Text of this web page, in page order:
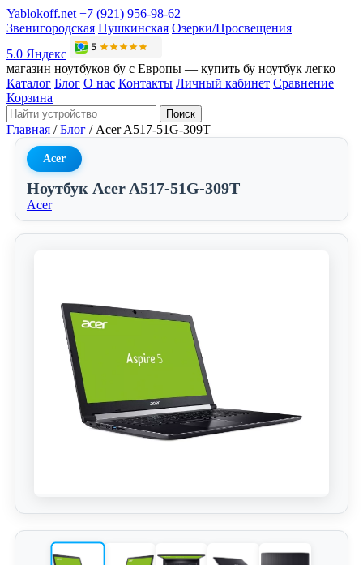
Yablokoff.net +7 (921) 956-98-62
Звенигородская Пушкинская Озерки/Просвещения
5.0 Яндекс
магазин ноутбуков бу с Европы — купить бу ноутбук легко
Каталог Блог О нас Контакты Личный кабинет Сравнение
Корзина
Поиск
Главная / Блог / Acer A517-51G-309T
Acer
Ноутбук Acer A517-51G-309T
Acer